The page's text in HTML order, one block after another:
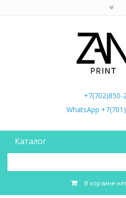
+7(702)850-
WhatsApp
Каталог
В корзине